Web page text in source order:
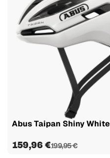
Abus Taipan Shiny White
159,96 €199,95 €